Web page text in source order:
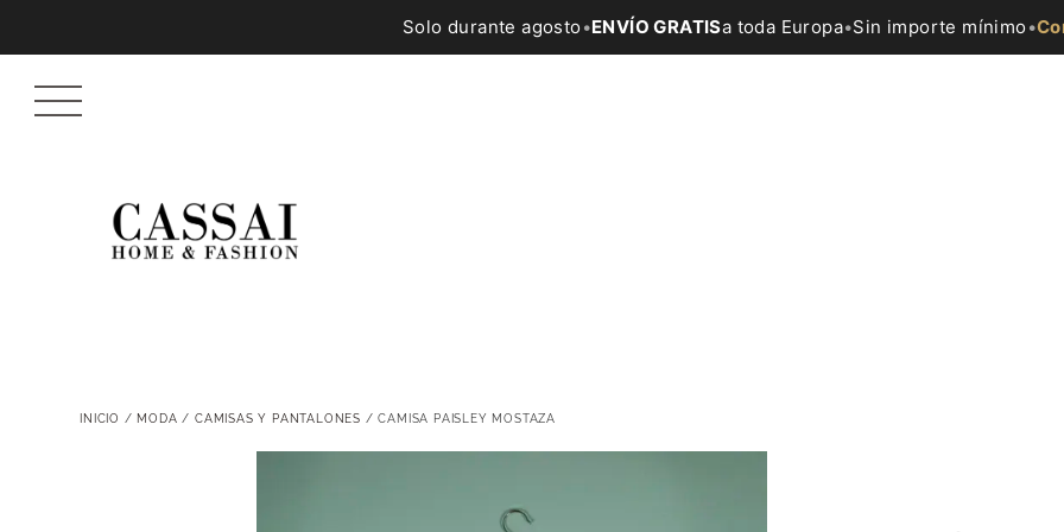
Solo durante agosto •ENVÍO GRATISa toda Europa•Sin importe mínimo •
INICIO / MODA /CAMISAS Y PANTALONES / CAMISA PAISLEY MOSTAZA